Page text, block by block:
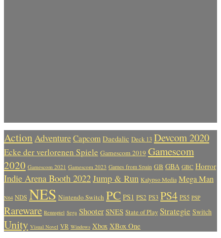
Action AdventureCapcom Daedalic Deck 13 Devcom 2020
Ecke der verlorenen Spiele Gamescom 2019 Gamescom
2020 Gamescom 2021 Gamescom 2023 Games from Spain GB GBA GBC Horror
Indie Arena Booth 2022Jump & Run Kalypso Media Mega Man
N64 NDS NES Nintendo Switch PC PS1 PS2 PS3 PS4 PS5 PSP
Rareware Rennspiel Sega Shooter SNES State of Play Strategie Switch
Unity Visual Novel VR Windows Xbox XBox One